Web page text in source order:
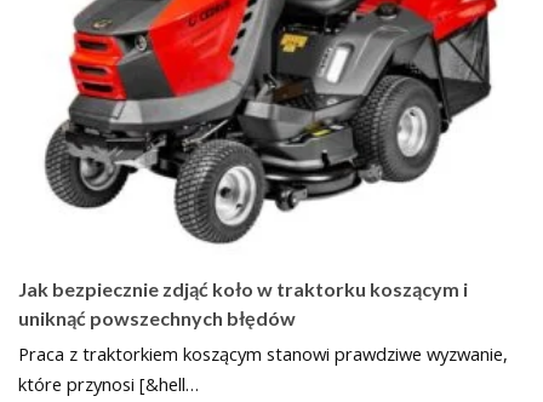
Jak bezpiecznie zdjąć koło w traktorku koszącym i
uniknąć powszechnych błędów
Praca z traktorkiem koszącym stanowi prawdziwe wyzwanie,
które przynosi [&hell…